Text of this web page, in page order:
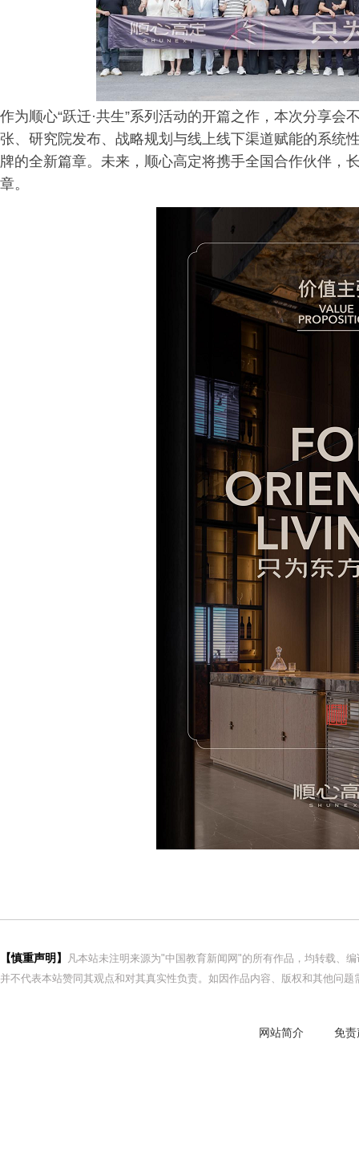
作为顺心“跃迁·共生”系列活动的开篇之作，本次分享
张、研究院发布、战略规划与线上线下渠道赋能的系统
牌的全新篇章。未来，顺心高定将携手全国合作伙伴，
章。
【慎重声明】
凡本站未注明来源为"中国教育新闻网"的所有作品，均转载、
并不代表本站赞同其观点和对其真实性负责。如因作品内容、版权和其他问
网站简介 免责